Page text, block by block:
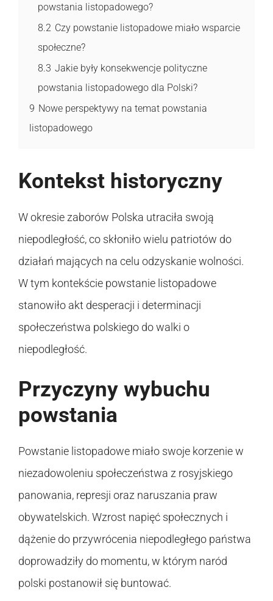
powstania listopadowego?
8.2 Czy powstanie listopadowe miało wsparcie
społeczne?
8.3 Jakie były konsekwencje polityczne
powstania listopadowego dla Polski?
9 Nowe perspektywy na temat powstania
listopadowego
Kontekst historyczny
W okresie zaborów Polska utraciła swoją
niepodległość, co skłoniło wielu patriotów do
działań mających na celu odzyskanie wolności.
W tym kontekście powstanie listopadowe
stanowiło akt desperacji i determinacji
społeczeństwa polskiego do walki o
niepodległość.
Przyczyny wybuchu
powstania
Powstanie listopadowe miało swoje korzenie w
niezadowoleniu społeczeństwa z rosyjskiego
panowania, represji oraz naruszania praw
obywatelskich. Wzrost napięć społecznych i
dążenie do przywrócenia niepodległego państwa
doprowadziły do momentu, w którym naród
polski postanowił się buntować.